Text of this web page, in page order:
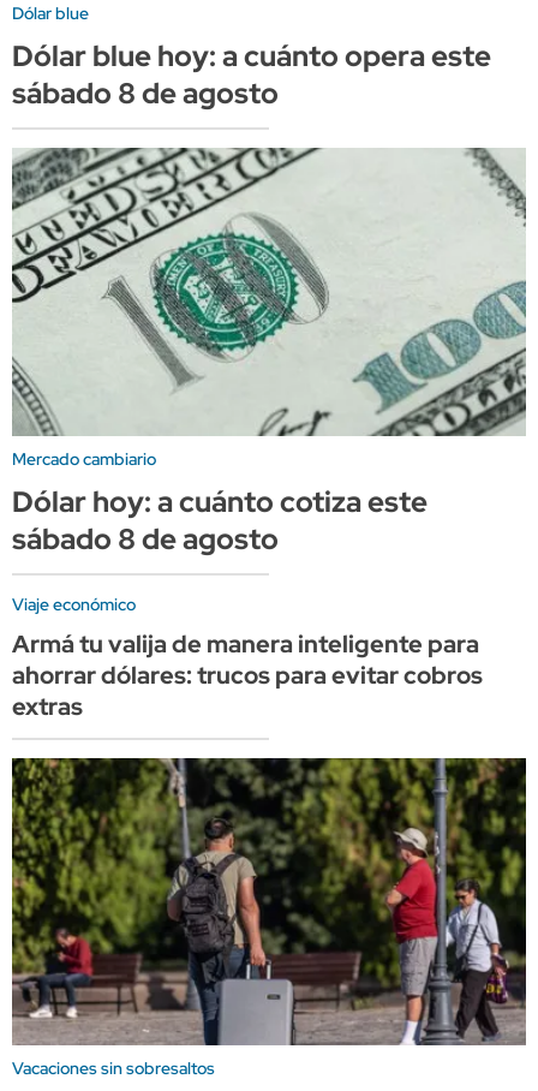
Dólar blue
Dólar blue hoy: a cuánto opera este
sábado 8 de agosto
Mercado cambiario
Dólar hoy: a cuánto cotiza este
sábado 8 de agosto
Viaje económico
Armá tu valija de manera inteligente para
ahorrar dólares: trucos para evitar cobros
extras
Vacaciones sin sobresaltos